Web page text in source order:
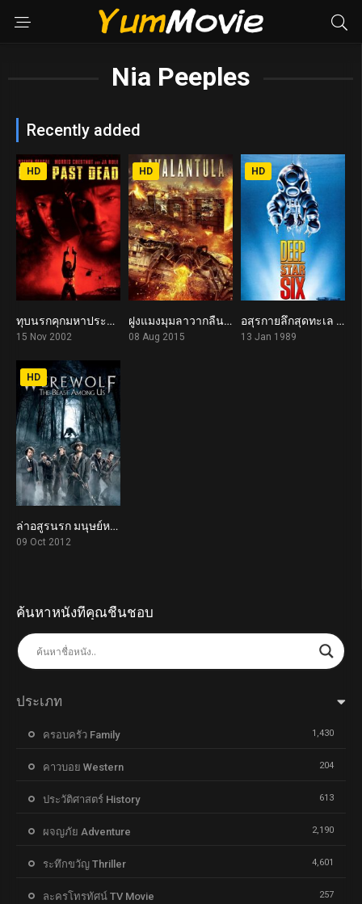
Nia Peeples
Recently added
4.7
HD
ทุบนรกคุกมหาประลัย Half Past Dead (2002)
15 Nov 2002
4.5
HD
ฝูงแมงมุมลาวากลืนเมือง Lavalantula (2015)
08 Aug 2015
5.3
HD
อสุรกายลึกสุดทะเล DeepStar Six (1989)
13 Jan 1989
5.1
HD
ล่าอสูรนรก มนุษย์หมาป่า Werewolf: The Beast Among Us (2012)
09 Oct 2012
ค้นหาหนังที่คุณชื่นชอบ
ประเภท
ครอบครัว Family 1,430
คาวบอย Western 204
ประวัติศาสตร์ History 613
ผจญภัย Adventure 2,190
ระทึกขวัญ Thriller 4,601
ละครโทรทัศน์ TV Movie 257